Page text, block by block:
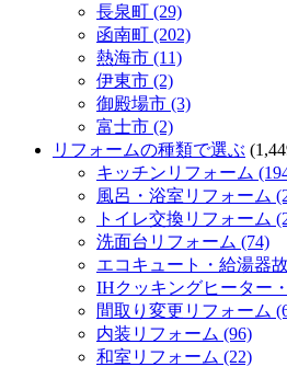
長泉町 (29)
函南町 (202)
熱海市 (11)
伊東市 (2)
御殿場市 (3)
富士市 (2)
リフォームの種類で選ぶ
キッチンリフォーム
風呂・浴室リフォーム
トイレ交換リフォーム
洗面台リフォーム (74)
エコキュート・給湯器
IHクッキングヒーター
間取り変更リフォーム
内装リフォーム (96)
和室リフォーム (22)